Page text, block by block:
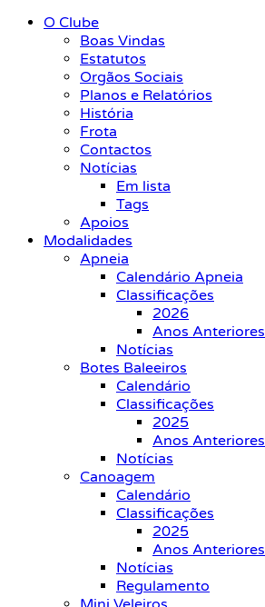
O Clube
Boas Vindas
Estatutos
Orgãos Sociais
Planos e Relatórios
História
Frota
Contactos
Notícias
Em lista
Tags
Apoios
Modalidades
Apneia
Calendário Apneia
Classificações
2026
Anos Anteriores
Notícias
Botes Baleeiros
Calendário
Classificações
2025
Anos Anteriores
Notícias
Canoagem
Calendário
Classificações
2025
Anos Anteriores
Notícias
Regulamento